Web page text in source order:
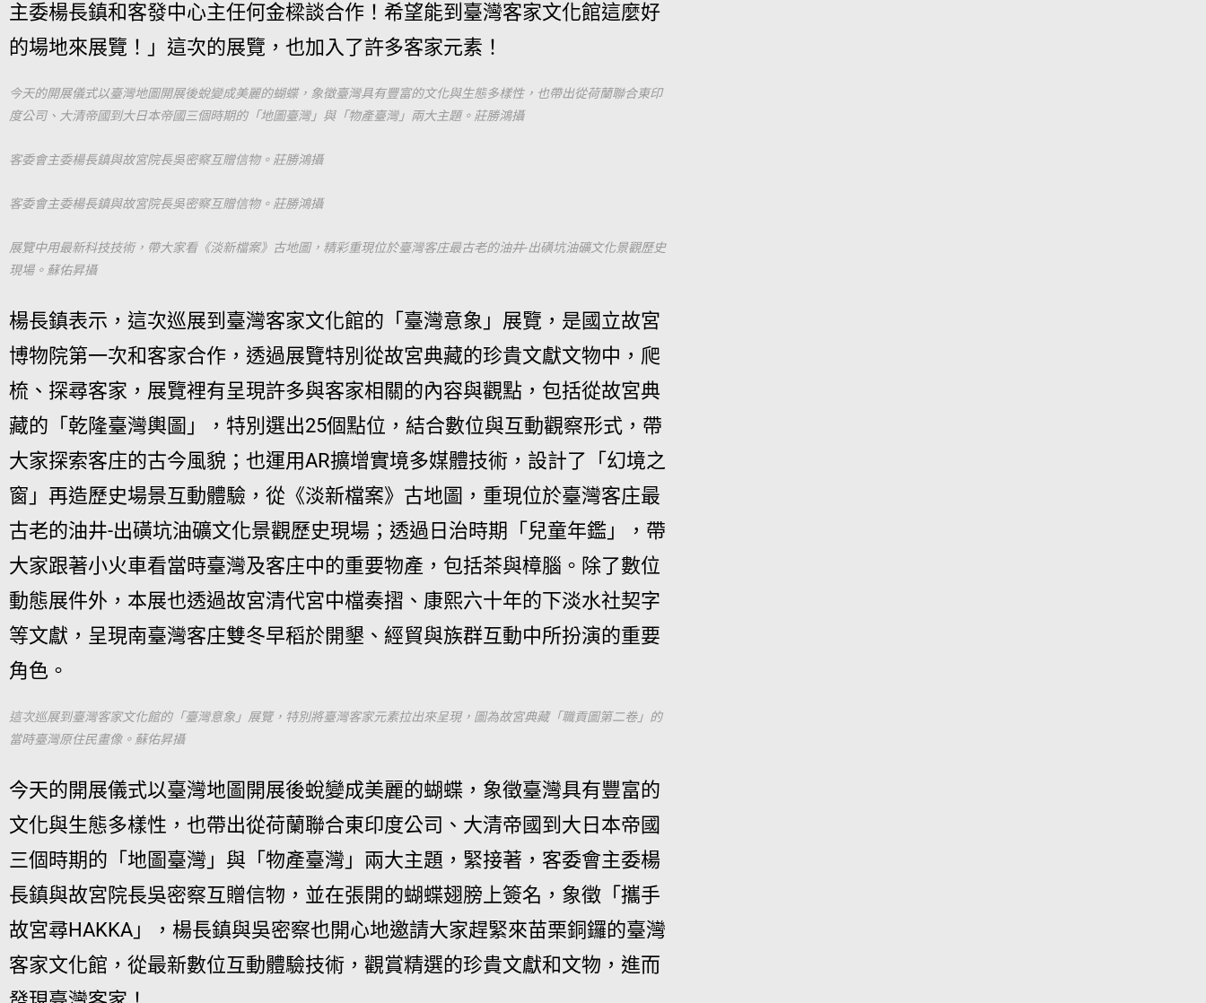
主委楊長鎮和客發中心主任何金樑談合作！希望能到臺灣客家文化館這麼好
的場地來展覽！」這次的展覽，也加入了許多客家元素！
今天的開展儀式以臺灣地圖開展後蛻變成美麗的蝴蝶，象徵臺灣具有豐富的文化與生態多樣性，也帶出從荷蘭聯合東印
度公司、大清帝國到大日本帝國三個時期的「地圖臺灣」與「物產臺灣」兩大主題。莊勝鴻攝
客委會主委楊長鎮與故宮院長吳密察互贈信物。莊勝鴻攝
客委會主委楊長鎮與故宮院長吳密察互贈信物。莊勝鴻攝
展覽中用最新科技技術，帶大家看《淡新檔案》古地圖，精彩重現位於臺灣客庄最古老的油井-出磺坑油礦文化景觀歷史
現場。蘇佑昇攝
楊長鎮表示，這次巡展到臺灣客家文化館的「臺灣意象」展覽，是國立故宮
博物院第一次和客家合作，透過展覽特別從故宮典藏的珍貴文獻文物中，爬
梳、探尋客家，展覽裡有呈現許多與客家相關的內容與觀點，包括從故宮典
藏的「乾隆臺灣輿圖」，特別選出25個點位，結合數位與互動觀察形式，帶
大家探索客庄的古今風貌；也運用AR擴增實境多媒體技術，設計了「幻境之
窗」再造歷史場景互動體驗，從《淡新檔案》古地圖，重現位於臺灣客庄最
古老的油井-出磺坑油礦文化景觀歷史現場；透過日治時期「兒童年鑑」，帶
大家跟著小火車看當時臺灣及客庄中的重要物產，包括茶與樟腦。除了數位
動態展件外，本展也透過故宮清代宮中檔奏摺、康熙六十年的下淡水社契字
等文獻，呈現南臺灣客庄雙冬早稻於開墾、經貿與族群互動中所扮演的重要
角色。
這次巡展到臺灣客家文化館的「臺灣意象」展覽，特別將臺灣客家元素拉出來呈現，圖為故宮典藏「職貢圖第二卷」的
當時臺灣原住民畫像。蘇佑昇攝
今天的開展儀式以臺灣地圖開展後蛻變成美麗的蝴蝶，象徵臺灣具有豐富的
文化與生態多樣性，也帶出從荷蘭聯合東印度公司、大清帝國到大日本帝國
三個時期的「地圖臺灣」與「物產臺灣」兩大主題，緊接著，客委會主委楊
長鎮與故宮院長吳密察互贈信物，並在張開的蝴蝶翅膀上簽名，象徵「攜手
故宮尋HAKKA」，楊長鎮與吳密察也開心地邀請大家趕緊來苗栗銅鑼的臺灣
客家文化館，從最新數位互動體驗技術，觀賞精選的珍貴文獻和文物，進而